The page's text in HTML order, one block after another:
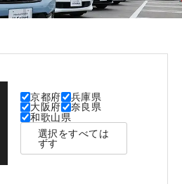
京都府
兵庫県
大阪府
奈良県
和歌山県
選択をすべては
ずす